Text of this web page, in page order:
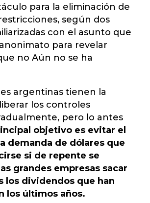
para la eliminación de
según dos
con el asunto que
para revelar
no Aún no se ha
argentinas tienen la
los controles
pero lo antes
objetivo es evitar el
demanda de dólares que
si de repente se
grandes empresas sacar
los dividendos que han
los últimos años.